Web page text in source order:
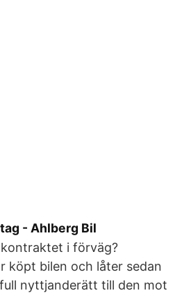
- Ahlberg Bil
i förväg?
köpt bilen och låter sedan
nyttjanderätt till den mot